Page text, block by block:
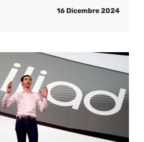
16 Dicembre 2024